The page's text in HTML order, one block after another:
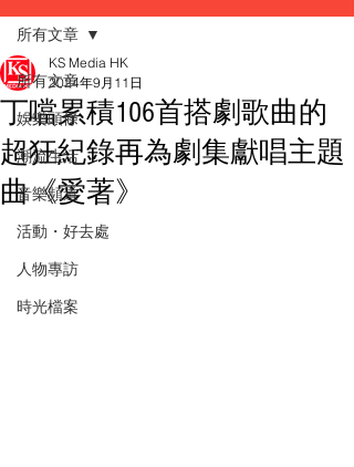
所有文章
娛樂頭條
潮流生活
音樂頻道
活動・好去處
人物專訪
時光檔案
所有文章
丁噹累積106首搭劇歌曲的
超狂紀錄再為劇集獻唱主題
曲《愛著》
KS Media HK
2024年9月11日